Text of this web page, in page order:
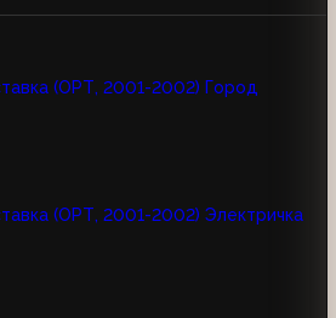
(ОРТ, 2001-2002) Город
(ОРТ, 2001-2002) Электричка